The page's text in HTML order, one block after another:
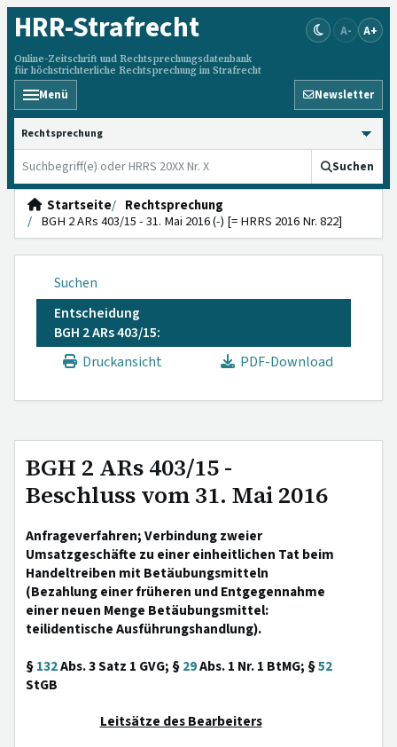
HRR-Strafrecht
Online-Zeitschrift und Rechtsprechungsdatenbank
für höchstrichterliche Rechtsprechung im Strafrecht
A- A+
Menü Newsletter
HRRS durchsuchen
Suchen
Startseite
Rechtsprechung
BGH 2 ARs 403/15 - 31. Mai 2016 (-) [= HRRS 2016 Nr. 822]
Suchen
Entscheidung
BGH 2 ARs 403/15:
Druckansicht
PDF-Download
BGH 2 ARs 403/15 -
Beschluss vom 31. Mai 2016
Anfrageverfahren; Verbindung zweier
Umsatzgeschäfte zu einer einheitlichen Tat beim
Handeltreiben mit Betäubungsmitteln
(Bezahlung einer früheren und Entgegennahme
einer neuen Menge Betäubungsmittel:
teilidentische Ausführungshandlung).
§132Abs. 3 Satz 1 GVG; §29Abs. 1 Nr. 1 BtMG; §52
StGB
Leitsätze des Bearbeiters